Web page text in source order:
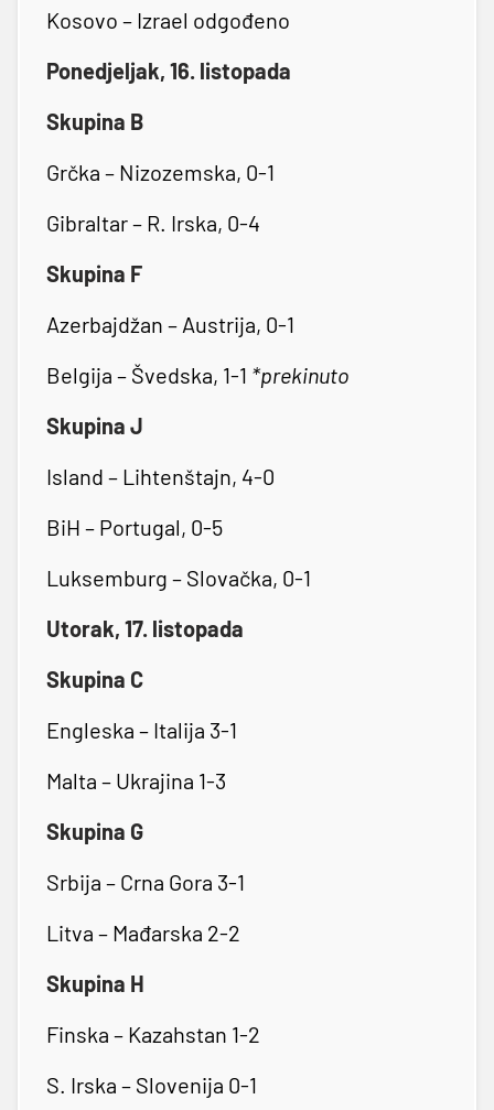
Kosovo – Izrael odgođeno
Ponedjeljak, 16. listopada
Skupina B
Grčka – Nizozemska, 0-1
Gibraltar – R. Irska, 0-4
Skupina F
Azerbajdžan – Austrija, 0-1
Belgija – Švedska, 1-1 *prekinuto
Skupina J
Island – Lihtenštajn, 4-0
BiH – Portugal, 0-5
Luksemburg – Slovačka, 0-1
Utorak, 17. listopada
Skupina C
Engleska – Italija 3-1
Malta – Ukrajina 1-3
Skupina G
Srbija – Crna Gora 3-1
Litva – Mađarska 2-2
Skupina H
Finska – Kazahstan 1-2
S. Irska – Slovenija 0-1